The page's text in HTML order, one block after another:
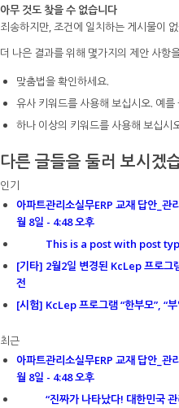
아무 것도 찾을 수 없습니다
죄송하지만, 조건에 일치하는 게시물이
더 나은 결과를 위해 몇가지의 제안 사항
맞춤법을 확인하세요.
유사 키워드를 사용해 보십시오. 예
하나 이상의 키워드를 사용해 보십시
다른 글들을 둘러 보시겠
인기
아파트관리소실무ERP 교재 답안_관
월 8일 - 4:48 오후
This is a post with post
[기타] 2월2일 변경된 KcLep 프로그
전
[시험] KcLep 프로그램 “한부모”, “
최근
아파트관리소실무ERP 교재 답안_관
월 8일 - 4:48 오후
“진짜가 나타났다! 대한민국